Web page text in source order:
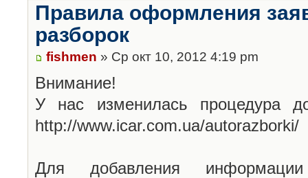
Правила оформления
разборок
fishmen » Ср окт 10, 2012 4:19 pm
Внимание!
У нас изменилась процедура
http://www.icar.com.ua/autorazborki/
Для добавления